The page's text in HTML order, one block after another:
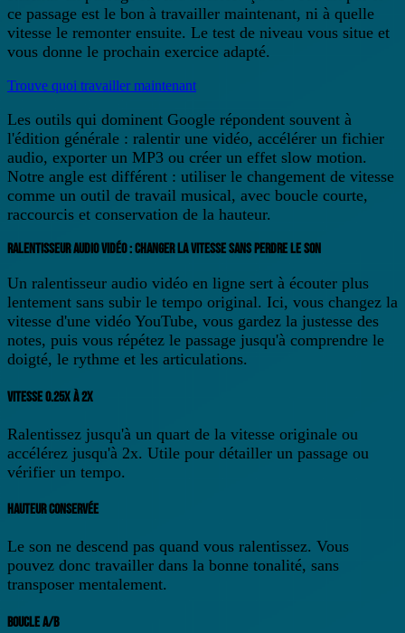
ce passage est le bon à travailler maintenant, ni à quelle
vitesse le remonter ensuite. Le test de niveau vous situe et
vous donne le prochain exercice adapté.
Trouve quoi travailler maintenant
Les outils qui dominent Google répondent souvent à
l'édition générale : ralentir une vidéo, accélérer un fichier
audio, exporter un MP3 ou créer un effet slow motion.
Notre angle est différent : utiliser le changement de vitesse
comme un outil de travail musical, avec boucle courte,
raccourcis et conservation de la hauteur.
RALENTISSEUR AUDIO VIDÉO : CHANGER LA VITESSE SANS PERDRE LE SON
Un ralentisseur audio vidéo en ligne sert à écouter plus
lentement sans subir le tempo original. Ici, vous changez la
vitesse d'une vidéo YouTube, vous gardez la justesse des
notes, puis vous répétez le passage jusqu'à comprendre le
doigté, le rythme et les articulations.
VITESSE 0.25X À 2X
Ralentissez jusqu'à un quart de la vitesse originale ou
accélérez jusqu'à 2x. Utile pour détailler un passage ou
vérifier un tempo.
HAUTEUR CONSERVÉE
Le son ne descend pas quand vous ralentissez. Vous
pouvez donc travailler dans la bonne tonalité, sans
transposer mentalement.
BOUCLE A/B